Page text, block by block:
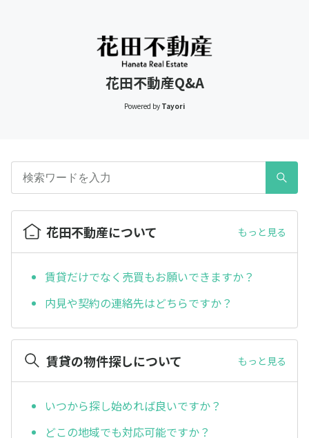
花田不動産Q&A
Powered by Tayori
花田不動産について もっと見る
賃貸だけでなく売買もお願いできますか？
内見や契約の連絡先はどちらですか？
賃貸の物件探しについて もっと見る
いつから探し始めれば良いですか？
どこの地域でも対応可能ですか？